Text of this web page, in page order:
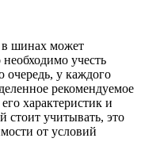
в шинах может
необходимо учесть
очередь, у каждого
рекомендуемое
характеристик и
стоит учитывать, это
от условий